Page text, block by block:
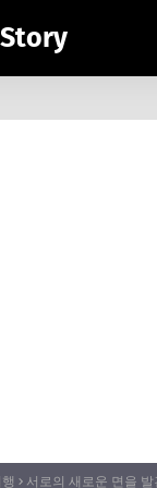
서로의 새로운 면을 발